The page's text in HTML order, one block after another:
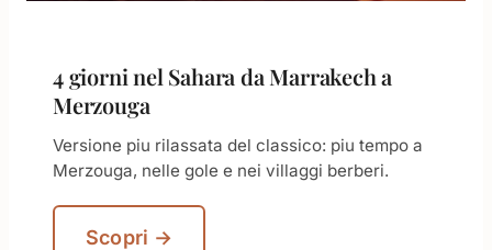
4 giorni nel Sahara da Marrakech a
Merzouga
Versione piu rilassata del classico: piu tempo a
Merzouga, nelle gole e nei villaggi berberi.
Scopri →